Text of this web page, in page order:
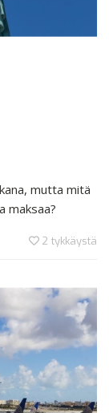
mutta mitä
maksaa?
2 tykkäystä